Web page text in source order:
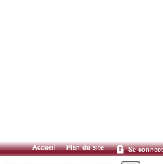
Accueil Plan du site Se